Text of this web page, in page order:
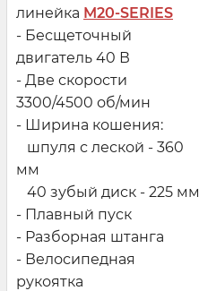
линейка M20-SERIES
- Бесщеточный
двигатель 40 В
- Две скорости
3300/4500 об/мин
- Ширина кошения:
шпуля с леской - 360
мм
40 зубый диск - 225 мм
- Плавный пуск
- Разборная штанга
- Велосипедная
рукоятка